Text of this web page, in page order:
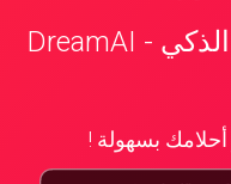
📱 تطبيق تفسير الأحلام الذكي - DreamAI
بسهولة !